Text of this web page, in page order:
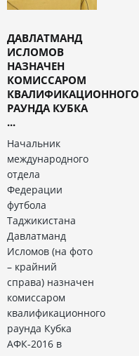
ДАВЛАТМАНД
ИСЛОМОВ
НАЗНАЧЕН
КОМИССАРОМ
КВАЛИФИКАЦИОННОГО
РАУНДА КУБКА
...
Начальник
международного
отдела
Федерации
футбола
Таджикистана
Давлатманд
Исломов (на фото
– крайний
справа) назначен
комиссаром
квалификационного
раунда Кубка
АФК-2016 в